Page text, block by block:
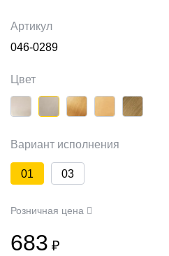
Артикул
046-0289
Цвет
Вариант исполнения
01 03
Розничная цена
683 ₽